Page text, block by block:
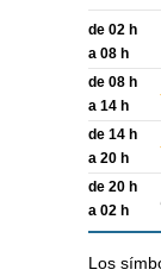
de 02 h
a 08 h
de 08 h
a 14 h
de 14 h
a 20 h
de 20 h
a 02 h
Los